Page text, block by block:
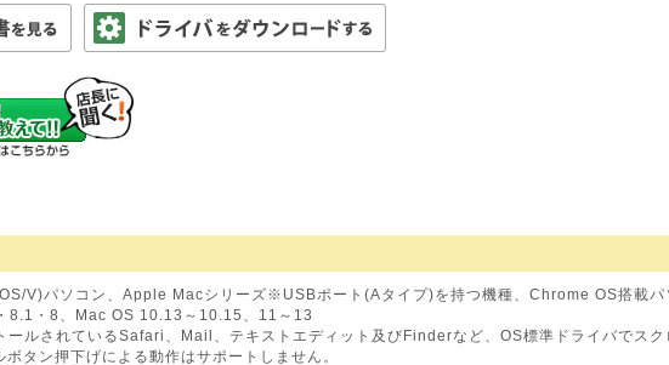
V)パソコン、Apple Macシリーズ※USBポート(Aタイプ)を持つ機種、Chrome OS搭載パ
8.1・8、Mac OS 10.13～10.15、11～13
ルされているSafari、Mail、テキストエディット及びFinderなど、OS標準ドライバでスク
タン押下げによる動作はサポートしません。